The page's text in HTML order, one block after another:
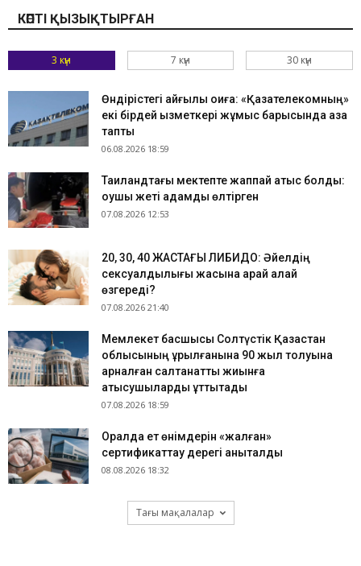
КӨПТІ ҚЫЗЫҚТЫРҒАН
3 күн 7 күн 30 күн
Өндірістегі қайғылы оқиға: «Қазақтелекомның»
екі бірдей қызметкері жұмыс барысында қаза
тапты
06.08.2026 18:59
Таиландтағы мектепте жаппай атыс болды:
оқушы жеті адамды өлтірген
07.08.2026 12:53
​20, 30, 40 ЖАСТАҒЫ ЛИБИДО: Әйелдің
сексуалдылығы жасына қарай қалай
өзгереді?
07.08.2026 21:40
Мемлекет басшысы Солтүстік Қазақстан
облысының құрылғанына 90 жыл толуына
арналған салтанатты жиынға
қатысушыларды құттықтады
07.08.2026 18:59
Оралда ет өнімдерін «жалған»
сертификаттау дерегі анықталды
08.08.2026 18:32
Тағы мақалалар